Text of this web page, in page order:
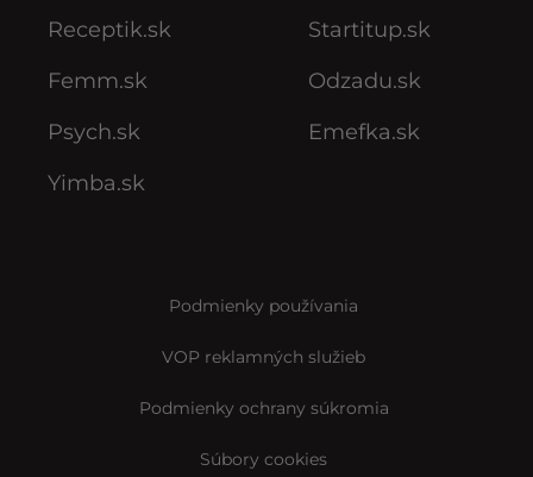
Receptik.sk
Femm.sk
Psych.sk
Yimba.sk
Startitup.sk
Odzadu.sk
Emefka.sk
Podmienky používania
VOP reklamných služieb
Podmienky ochrany súkromia
Súbory cookies